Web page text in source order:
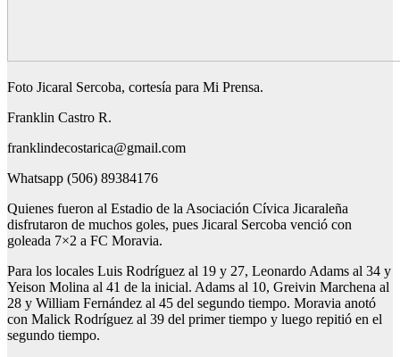
Foto Jicaral Sercoba, cortesía para Mi Prensa.
Franklin Castro R.
franklindecostarica@gmail.com
Whatsapp (506) 89384176
Quienes fueron al Estadio de la Asociación Cívica Jicaraleña
disfrutaron de muchos goles, pues Jicaral Sercoba venció con
goleada 7×2 a FC Moravia.
Para los locales Luis Rodríguez al 19 y 27, Leonardo Adams al 34 y
Yeison Molina al 41 de la inicial. Adams al 10, Greivin Marchena al
28 y William Fernández al 45 del segundo tiempo. Moravia anotó
con Malick Rodríguez al 39 del primer tiempo y luego repitió en el
segundo tiempo.